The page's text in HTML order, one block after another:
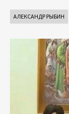
АЛЕКСАНДР РЫБИН